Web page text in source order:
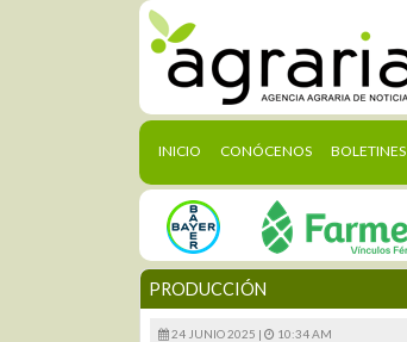
INICIO (CURRENT)
CONÓCENOS BOLETINES
PRODUCCIÓN
24 JUNIO 2025 | 10:34 AM